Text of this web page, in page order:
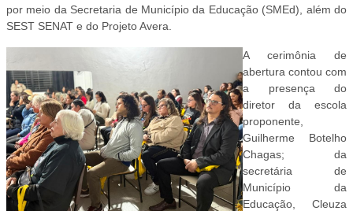
por meio da Secretaria de Município da Educação (SMEd), além do
SEST SENAT e do Projeto Avera.
A cerimônia de
abertura contou com
a presença do
diretor da escola
proponente,
Guilherme Botelho
Chagas; da
secretária de
Município da
Educação, Cleuza